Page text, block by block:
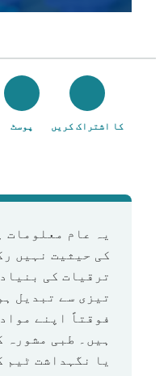
کا اشتراک کریں پوسٹ
یہ عام معلومات
کی حیثیت نہیں
ترقیات کی
تیزی سے تبدیل
فوقتاً اپنے
ہیں۔ طبی مشورہ
یا نگہداشت ٹیم